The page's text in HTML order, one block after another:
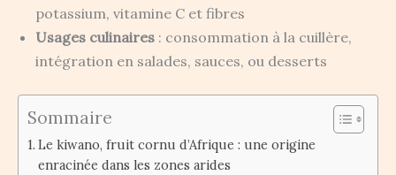
potassium, vitamine C et fibres
Usages culinaires : consommation à la cuillère,
intégration en salades, sauces, ou desserts
Sommaire
Le kiwano, fruit cornu d’Afrique : une origine
enracinée dans les zones arides